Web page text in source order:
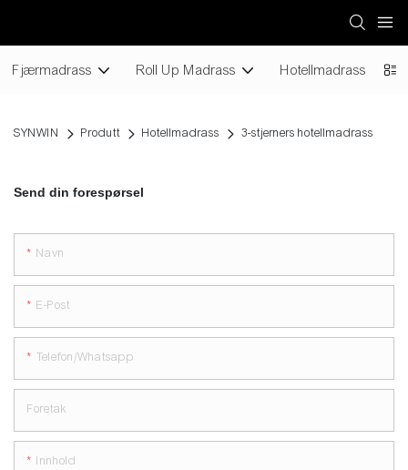
Fjærmadrass Roll Up Madrass Hotellmadrass
SYNWIN Produtt Hotellmadrass 3-stjerners hotellmadrass
Send din forespørsel
Navn
E-Post
Telefon/whatsapp
Foretak
Innhold